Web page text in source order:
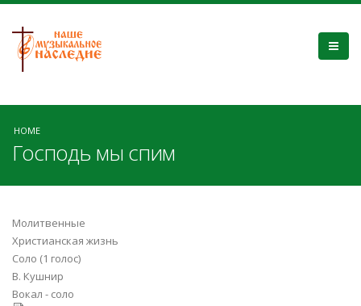
HOME
Господь мы спим
Молитвенные
Христианская жизнь
Соло (1 голос)
В. Кушнир
Вокал - соло